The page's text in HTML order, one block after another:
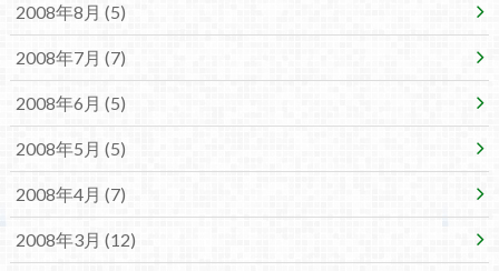
2008年8月 (5)
2008年7月 (7)
2008年6月 (5)
2008年5月 (5)
2008年4月 (7)
2008年3月 (12)